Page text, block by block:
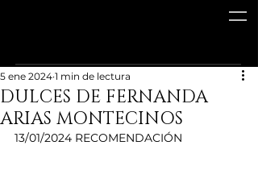
DULCES DE FERNANDA
ARIAS MONTECINOS
5 ene 2024 1 min de lectura
13/01/2024 RECOMENDACIÓN